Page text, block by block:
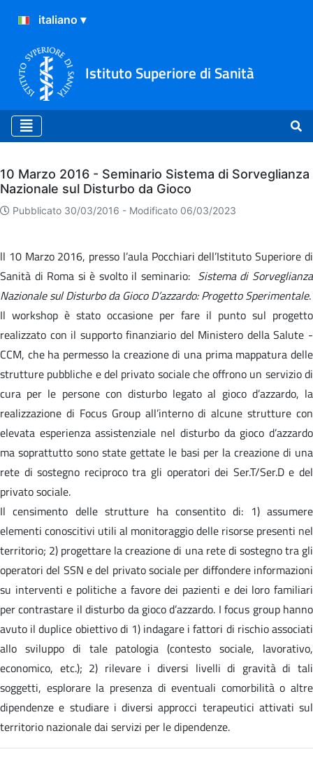
Istituto Superiore di Sanità
Archivio
10 Marzo 2016 - Seminario Sistema di Sorveglianza
Nazionale sul Disturbo da Gioco
Pubblicato 30/03/2016 - Modificato 06/03/2023
ll 10 Marzo 2016, presso l’aula Pocchiari dell’Istituto Superiore di
Sanità di Roma si è svolto il seminario: Sistema di Sorveglianza
Nazionale sul Disturbo da Gioco D’azzardo: Progetto Sperimentale.
Il workshop è stato occasione per fare il punto sul progetto
realizzato con il supporto finanziario del Ministero della Salute -
CCM, che ha permesso la creazione di una prima mappatura delle
strutture pubbliche e del privato sociale che offrono un servizio di
cura per le persone con disturbo legato al gioco d’azzardo, la
realizzazione di Focus Group all’interno di alcune strutture con
elevata esperienza assistenziale nel disturbo da gioco d’azzardo
ma soprattutto sono state gettate le basi per la creazione di una
rete di sostegno reciproco tra gli operatori dei Ser.T/Ser.D e del
privato sociale.
Il censimento delle strutture ha consentito di: 1) assumere
elementi conoscitivi utili al monitoraggio delle risorse presenti nel
territorio; 2) progettare la creazione di una rete di sostegno tra gli
operatori del SSN e del privato sociale per diffondere informazioni
su interventi e politiche a favore dei pazienti e dei loro familiari
per contrastare il disturbo da gioco d’azzardo. I focus group hanno
avuto il duplice obiettivo di 1) indagare i fattori di rischio associati
allo sviluppo di tale patologia (contesto sociale, lavorativo,
economico, etc.); 2) rilevare i diversi livelli di gravità di tali
soggetti, esplorare la presenza di eventuali comorbilità o altre
dipendenze e studiare i diversi approcci terapeutici attivati sul
territorio nazionale dai servizi per le dipendenze.